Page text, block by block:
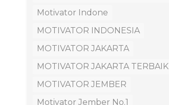
Motivator Indone
MOTIVATOR INDONESIA
MOTIVATOR JAKARTA
MOTIVATOR JAKARTA TERBAIK
MOTIVATOR JEMBER
Motivator Jember No.1